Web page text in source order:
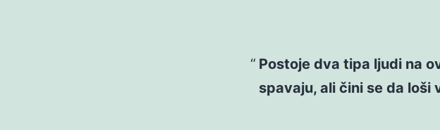
Postoje dva tipa ljudi na
spavaju, ali čini se da loši